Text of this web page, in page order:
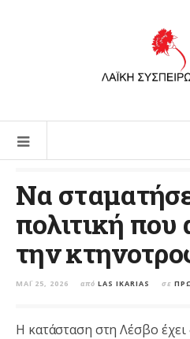
Να
πολιτική που
την
ΜΆΙ 25, 2026 από LAS IKARIAS σε
Η κατάσταση στη Λέσβο έχει